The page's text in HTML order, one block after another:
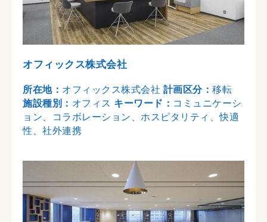
オフィックス株式会社
所在地： オフィックス株式会社 計画区分：移転
施設種別： オフィス キーワード： コミュニケーシ
ョン、コラボレーション、ホスピタリティ、快適
性、社外連携